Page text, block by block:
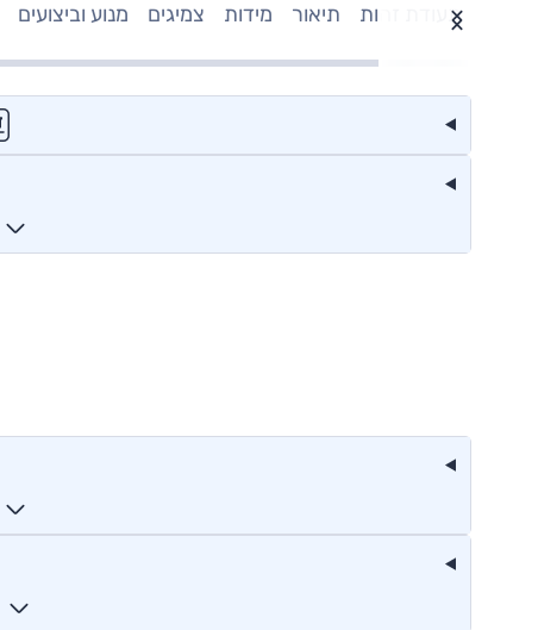
תעודת זהות תיאור מידות צמיגים מנוע וביצועים